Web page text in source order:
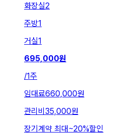
화장실2
주방1
거실1
695,000원
/1주
임대료660,000원
관리비 35,000원
장기계약 최대~20%할인